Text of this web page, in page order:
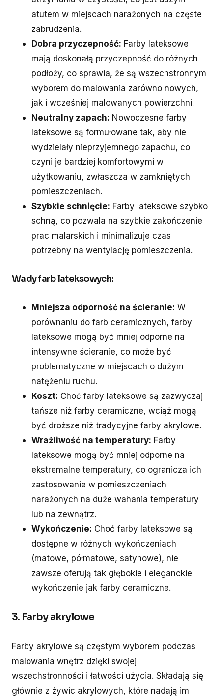
atutem w miejscach narażonych na częste
zabrudzenia.
Dobra przyczepność: Farby lateksowe
mają doskonałą przyczepność do różnych
podłoży, co sprawia, że są wszechstronnym
wyborem do malowania zarówno nowych,
jak i wcześniej malowanych powierzchni.
Neutralny zapach: Nowoczesne farby
lateksowe są formułowane tak, aby nie
wydzielały nieprzyjemnego zapachu, co
czyni je bardziej komfortowymi w
użytkowaniu, zwłaszcza w zamkniętych
pomieszczeniach.
Szybkie schnięcie: Farby lateksowe szybko
schną, co pozwala na szybkie zakończenie
prac malarskich i minimalizuje czas
potrzebny na wentylację pomieszczenia.
Wady farb lateksowych:
Mniejsza odporność na ścieranie: W
porównaniu do farb ceramicznych, farby
lateksowe mogą być mniej odporne na
intensywne ścieranie, co może być
problematyczne w miejscach o dużym
natężeniu ruchu.
Koszt: Choć farby lateksowe są zazwyczaj
tańsze niż farby ceramiczne, wciąż mogą
być droższe niż tradycyjne farby akrylowe.
Wrażliwość na temperatury: Farby
lateksowe mogą być mniej odporne na
ekstremalne temperatury, co ogranicza ich
zastosowanie w pomieszczeniach
narażonych na duże wahania temperatury
lub na zewnątrz.
Wykończenie: Choć farby lateksowe są
dostępne w różnych wykończeniach
(matowe, półmatowe, satynowe), nie
zawsze oferują tak głębokie i eleganckie
wykończenie jak farby ceramiczne.
3. Farby akrylowe
Farby akrylowe są częstym wyborem podczas
malowania wnętrz dzięki swojej
wszechstronności i łatwości użycia. Składają się
głównie z żywic akrylowych, które nadają im